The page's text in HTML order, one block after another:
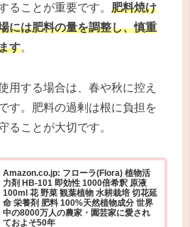
ることが重要です。 肥料焼け
には肥料の量を調整し、慎重
す。
用する場合は、春や秋に控え
す。肥料の過剰は根に負担を
ることが大切です。
Amazon.co.jp: フローラ(Flora) 植物活
力剤 HB-101 即効性 1000倍希釈 原液
100ml 花 野菜 観葉植物 水耕栽培 切花延
命 栄養剤 肥料 100%天然植物成分 世界
中の8000万人の農家・園芸家に愛され
ておよそ50年